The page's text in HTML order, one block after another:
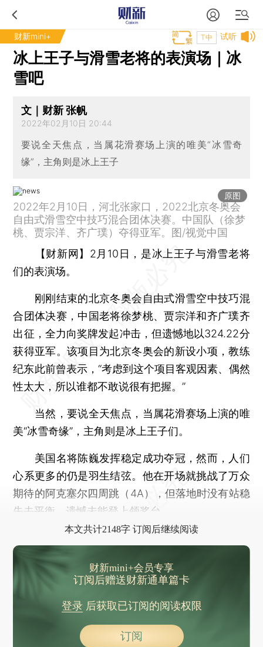
财新mini+ 试听
T中
冰上王子与滑雪老将的表演场｜冰
雪吧
文｜财新 张帆
2022年02月10日 20:44
要说全天焦点，当属花滑赛场上演的唯美“冰雪奇
缘”，主角则是冰上王子
原图
2022年2月10日，河北张家口，2022北京冬奥会
自由式滑雪空中技巧混合团体决赛。中国队（徐梦
桃、贾宗洋、齐广璞）夺得亚军。图/视觉中国
【财新网】 2月10日，是冰上王子与滑雪老将
们的表演场。
刚刚结束的北京冬奥会自由式滑雪空中技巧混
合团体决赛，中国老将徐梦桃、贾宗洋和齐广璞齐
出征，全力向奖牌发起冲击，但遗憾地以324.22分
获得亚军。该项目为北京冬奥会的新设小项，教练
纪东此前曾表示，“考虑到这个项目客观因素、偶然
性太大，所以谁都不敢说很有把握。”
当然，要说全天焦点，当属花滑赛场上演的唯
美“冰雪奇缘”，主角则是冰上王子们。
美国名将陈巍发挥稳定成功夺冠，然而，人们
心系更多的仍是羽生结弦。他在开场就挑战了万众
期待的阿克塞尔四周跳（4A），但落地时没有站稳
失去平衡，遗憾未能登上领奖台。
本文共计2148字 订阅后继续阅读
财新mini+会员专享
订阅后赠送财新通单篇卡
登录后获取已订阅的阅读权限
订阅